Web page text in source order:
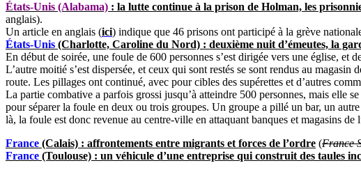
États-Unis (Alabama) : la lutte continue à la prison de Holman, les
anglais).
Un article en anglais (ici) indique que 46 prisons ont participé à la grève
États-Unis (Charlotte, Caroline du Nord) : deuxième nuit d’émeutes, la
En début de soirée, une foule de 600 personnes s’est dirigée vers une église, et
L’autre moitié s’est dispersée, et ceux qui sont restés se sont rendus au
route. Les pillages ont continué, avec pour cibles des supérettes et d’autres
La partie combative a parfois grossi jusqu’à atteindre 500 personnes, mais elle
pour séparer la foule en deux ou trois groupes. Un groupe a pillé un bar, un
là, la foule est donc revenue au centre-ville en attaquant banques et magasins de
France (Calais) : affrontements entre migrants et forces de l’ordre (France
France (Toulouse) : un véhicule d’une entreprise qui construit des taules